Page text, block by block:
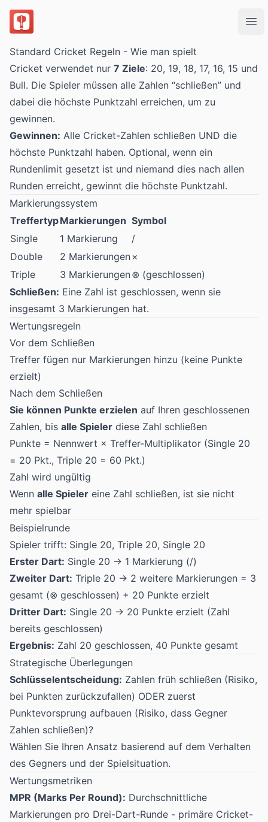
DartsOn
Standard Cricket Regeln - Wie man spielt
Cricket verwendet nur 7 Ziele: 20, 19, 18, 17, 16, 15 und
Bull. Die Spieler müssen alle Zahlen “schließen” und
dabei die höchste Punktzahl erreichen, um zu
gewinnen.
Gewinnen: Alle Cricket-Zahlen schließen UND die
höchste Punktzahl haben. Optional, wenn ein
Rundenlimit gesetzt ist und niemand dies nach allen
Runden erreicht, gewinnt die höchste Punktzahl.
Markierungssystem
TreffertypMarkierungen Symbol
Single
1 Markierung
/
Double
2 Markierungen×
Triple
3 Markierungen⊗ (geschlossen)
Schließen: Eine Zahl ist geschlossen, wenn sie
insgesamt 3 Markierungen hat.
Wertungsregeln
Vor dem Schließen
Treffer fügen nur Markierungen hinzu (keine Punkte
erzielt)
Nach dem Schließen
Sie können Punkte erzielen auf Ihren geschlossenen
Zahlen, bis alle Spieler diese Zahl schließen
Punkte = Nennwert × Treffer-Multiplikator (Single 20
= 20 Pkt., Triple 20 = 60 Pkt.)
Zahl wird ungültig
Wenn alle Spieler eine Zahl schließen, ist sie nicht
mehr spielbar
Beispielrunde
Spieler trifft: Single 20, Triple 20, Single 20
Erster Dart: Single 20 → 1 Markierung (/)
Zweiter Dart: Triple 20 → 2 weitere Markierungen = 3
gesamt (⊗ geschlossen) + 20 Punkte erzielt
Dritter Dart: Single 20 → 20 Punkte erzielt (Zahl
bereits geschlossen)
Ergebnis: Zahl 20 geschlossen, 40 Punkte gesamt
Strategische Überlegungen
Schlüsselentscheidung: Zahlen früh schließen (Risiko,
bei Punkten zurückzufallen) ODER zuerst
Punktevorsprung aufbauen (Risiko, dass Gegner
Zahlen schließen)?
Wählen Sie Ihren Ansatz basierend auf dem Verhalten
des Gegners und der Spielsituation.
Wertungsmetriken
MPR (Marks Per Round): Durchschnittliche
Markierungen pro Drei-Dart-Runde - primäre Cricket-